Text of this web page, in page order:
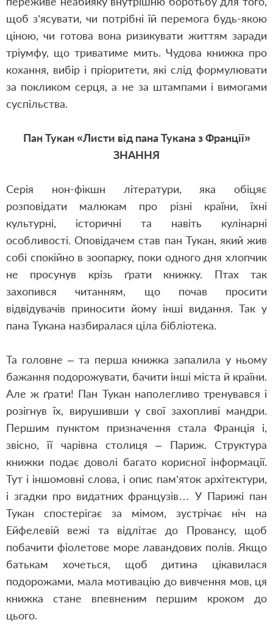
щоб з’ясувати, чи потрібні їй перемога будь-якою
ціною, чи готова вона ризикувати життям заради
тріумфу, що триватиме мить. Чудова книжка про
кохання, вибір і пріоритети, які слід формулювати
за покликом серця, а не за штампами і вимогами
суспільства.
Пан Тукан «Листи від пана Тукана з Франції»
ЗНАННЯ
Серія нон-фікшн літератури, яка обіцяє
розповідати малюкам про різні країни, їхні
культурні, історичні та навіть кулінарні
особливості. Оповідачем став пан Тукан, який жив
собі спокійно в зоопарку, поки одного дня хлопчик
не просунув крізь ґрати книжку. Птах так
захопився читанням, що почав просити
відвідувачів приносити йому інші видання. Так у
пана Тукана назбиралася ціла бібліотека.
Та головне ‒ та перша книжка запалила у ньому
бажання подорожувати, бачити інші міста й країни.
Але ж ґрати! Пан Тукан наполегливо тренувався і
розігнув їх, вирушивши у свої захопливі мандри.
Першим пунктом призначення стала Франція і,
звісно, її чарівна столиця ‒ Париж. Структура
книжки подає доволі багато корисної інформації.
Тут і іншомовні слова, і опис пам’яток архітектури,
і згадки про видатних французів… У Парижі пан
Тукан спостерігає за мімом, зустрічає ніч на
Ейфелевій вежі та відлітає до Провансу, щоб
побачити фіолетове море лавандових полів. Якщо
батькам хочеться, щоб дитина цікавилася
подорожами, мала мотивацію до вивчення мов, ця
книжка стане впевненим першим кроком до
цього.